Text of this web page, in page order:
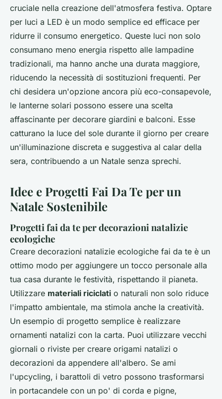
cruciale nella creazione dell'atmosfera festiva. Optare
per luci a LED è un modo semplice ed efficace per
ridurre il consumo energetico. Queste luci non solo
consumano meno energia rispetto alle lampadine
tradizionali, ma hanno anche una durata maggiore,
riducendo la necessità di sostituzioni frequenti. Per
chi desidera un'opzione ancora più eco-consapevole,
le lanterne solari possono essere una scelta
affascinante per decorare giardini e balconi. Esse
catturano la luce del sole durante il giorno per creare
un'illuminazione discreta e suggestiva al calar della
sera, contribuendo a un Natale senza sprechi.
Idee e Progetti Fai Da Te per un
Natale Sostenibile
Progetti fai da te per decorazioni natalizie
ecologiche
Creare decorazioni natalizie ecologiche fai da te è un
ottimo modo per aggiungere un tocco personale alla
tua casa durante le festività, rispettando il pianeta.
Utilizzare materiali riciclati o naturali non solo riduce
l'impatto ambientale, ma stimola anche la creatività.
Un esempio di progetto semplice è realizzare
ornamenti natalizi con la carta. Puoi utilizzare vecchi
giornali o riviste per creare origami natalizi o
decorazioni da appendere all'albero. Se ami
l'upcycling, i barattoli di vetro possono trasformarsi
in portacandele con un po' di corda e pigne,